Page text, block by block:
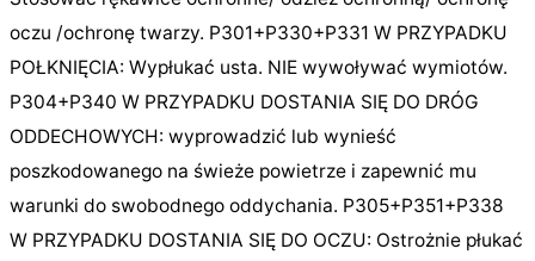
oczu /ochronę twarzy. P301+P330+P331 W PRZYPADKU
POŁKNIĘCIA: Wypłukać usta. NIE wywoływać wymiotów.
P304+P340 W PRZYPADKU DOSTANIA SIĘ DO DRÓG
ODDECHOWYCH: wyprowadzić lub wynieść
poszkodowanego na świeże powietrze i zapewnić mu
warunki do swobodnego oddychania. P305+P351+P338
W PRZYPADKU DOSTANIA SIĘ DO OCZU: Ostrożnie płukać